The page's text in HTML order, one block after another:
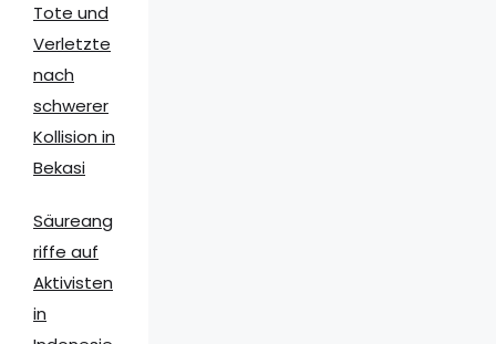
Tote und
Verletzte
nach
schwerer
Kollision in
Bekasi
Säureang
riffe auf
Aktivisten
in